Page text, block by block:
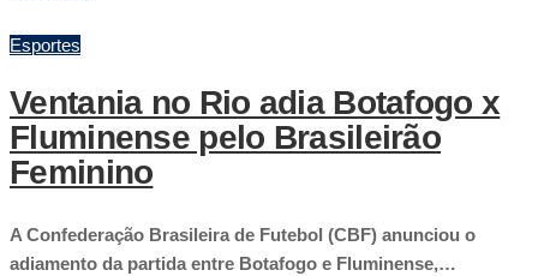
Esportes
Ventania no Rio adia Botafogo x
Fluminense pelo Brasileirão
Feminino
A Confederação Brasileira de Futebol (CBF) anunciou o
adiamento da partida entre Botafogo e Fluminense,…